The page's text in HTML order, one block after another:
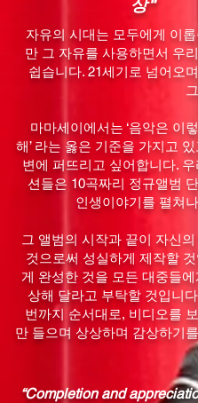
상"
자유의 시대는 모두에게 이
만 그 자유를 사용하면서 우
쉽습니다. 21세기로 넘어오
마마세이에서는 ‘음악은 이
해’ 라는 옳은 기준을 가지고
변에 퍼뜨리고 싶어합니다.
션들은 10곡짜리 정규앨범
인생이야기를 펼쳐
그 앨범의 시작과 끝이 자신
것으로써 성실하게 제작할
게 완성한 것을 모든 대중들
상해 달라고 부탁할 것입니
번까지 순서대로, 비디오를
만 들으며 상상하며 감상하기
“Completion and